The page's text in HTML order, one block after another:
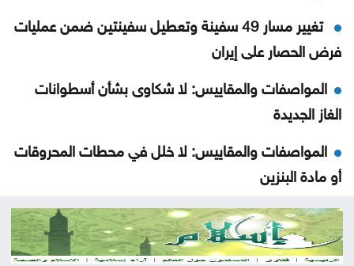
تغيير مسار 49 سفينة وتعطيل سفينتين ضمن عمليات
فرض الحصار على إيران
المواصفات والمقاييس: لا شكاوى بشأن أسطوانات
الغاز الجديدة
المواصفات والمقاييس: لا خلل في محطات المحروقات
أو مادة البنزين
قتلى ومصابون بانفجار عبوة ناسفة داخل حافلة ركاب
في جرمانا بريف دمشق